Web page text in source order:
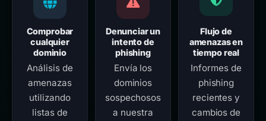
Comprobar
cualquier
dominio
Análisis de
amenazas
utilizando
listas de
Denunciar un
intento de
phishing
Envía los
dominios
sospechosos
a nuestra
Flujo de
amenazas en
tiempo real
Informes de
phishing
recientes y
cambios de